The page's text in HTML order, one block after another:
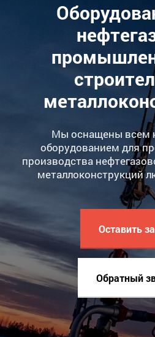
Мы оснащены всем
оборудованием для
производства
металлоконструкций
Оставить
Обратный